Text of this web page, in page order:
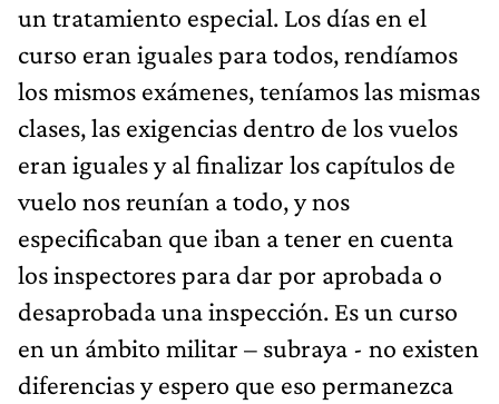
un tratamiento especial. Los días en el
curso eran iguales para todos, rendíamos
los mismos exámenes, teníamos las mismas
clases, las exigencias dentro de los vuelos
eran iguales y al finalizar los capítulos de
vuelo nos reunían a todo, y nos
especificaban que iban a tener en cuenta
los inspectores para dar por aprobada o
desaprobada una inspección. Es un curso
en un ámbito militar – subraya - no existen
diferencias y espero que eso permanezca